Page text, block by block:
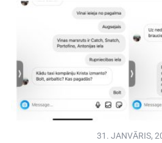
31. JANVĀRIS,